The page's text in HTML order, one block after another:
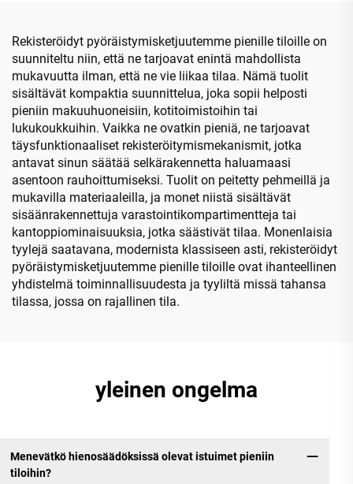
Rekisteröidyt pyöräistymisketjuutemme pienille tiloille on
suunniteltu niin, että ne tarjoavat enintä mahdollista
mukavuutta ilman, että ne vie liikaa tilaa. Nämä tuolit
sisältävät kompaktia suunnittelua, joka sopii helposti
pieniin makuuhuoneisiin, kotitoimistoihin tai
lukukoukkuihin. Vaikka ne ovatkin pieniä, ne tarjoavat
täysfunktionaaliset rekisteröitymismekanismit, jotka
antavat sinun säätää selkärakennetta haluamaasi
asentoon rauhoittumiseksi. Tuolit on peitetty pehmeillä ja
mukavilla materiaaleilla, ja monet niistä sisältävät
sisäänrakennettuja varastointikompartimentteja tai
kantoppiominaisuuksia, jotka säästivät tilaa. Monenlaisia
tyylejä saatavana, modernista klassiseen asti, rekisteröidyt
pyöräistymisketjuutemme pienille tiloille ovat ihanteellinen
yhdistelmä toiminnallisuudesta ja tyyliltä missä tahansa
tilassa, jossa on rajallinen tila.
yleinen ongelma
Menevätkö hienosäädöksissä olevat istuimet pieniin
tiloihin?